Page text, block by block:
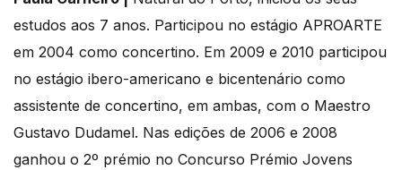
estudos aos 7 anos. Participou no estágio APROARTE
em 2004 como concertino. Em 2009 e 2010 participou
no estágio ibero-americano e bicentenário como
assistente de concertino, em ambas, com o Maestro
Gustavo Dudamel. Nas edições de 2006 e 2008
ganhou o 2º prémio no Concurso Prémio Jovens